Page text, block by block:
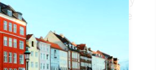
en los que sí se puede
ambiente tradicional y
candela y tocando la
vida.